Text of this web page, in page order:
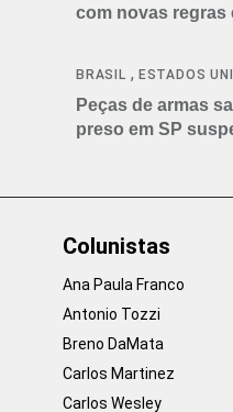
com novas regras
BRASIL , ESTADOS
Peças de armas
preso em SP
Colunistas
Ana Paula Franco
Antonio Tozzi
Breno DaMata
Carlos Martinez
Carlos Wesley